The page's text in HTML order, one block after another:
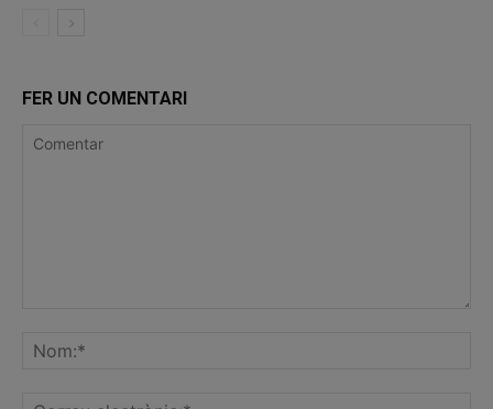
FER UN COMENTARI